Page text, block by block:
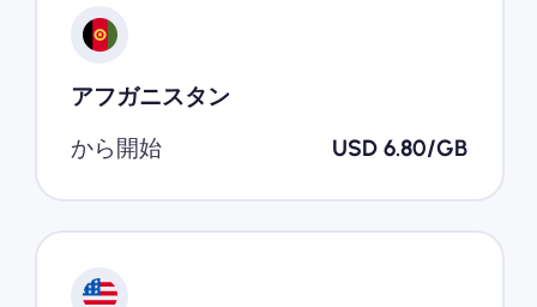
アフガニスタン
から開始
USD 6.80/GB